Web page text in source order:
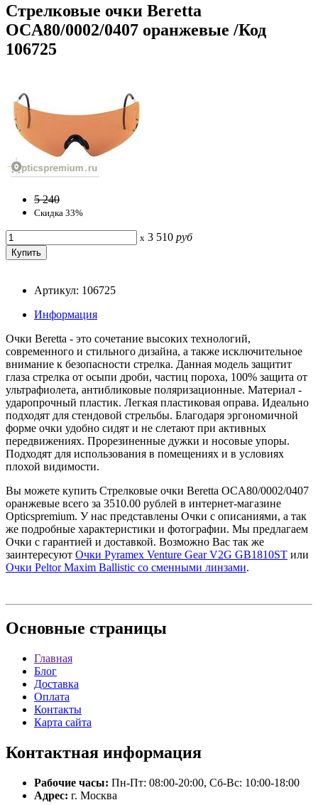
Стрелковые очки Beretta
OCA80/0002/0407 оранжевые /Код
106725
5 240
Скидка 33%
x 3 510 руб
Артикул: 106725
Информация
Очки Beretta - это сочетание высоких технологий,
современного и стильного дизайна, а также исключительное
внимание к безопасности стрелка. Данная модель защитит
глаза стрелка от осыпи дроби, частиц пороха, 100% защита от
ультрафиолета, антибликовые поляризационные. Материал -
ударопрочный пластик. Легкая пластиковая оправа. Идеально
подходят для стендовой стрельбы. Благодаря эргономичной
форме очки удобно сидят и не слетают при активных
передвижениях. Прорезиненные дужки и носовые упоры.
Подходят для использования в помещениях и в условиях
плохой видимости.
Вы можете купить Стрелковые очки Beretta OCA80/0002/0407
оранжевые всего за 3510.00 рублей в интернет-магазине
Opticspremium. У нас представлены Очки с описаниями, а так
же подробные характеристики и фотографии. Мы предлагаем
Очки с гарантией и доставкой. Возможно Вас так же
заинтересуют Очки Pyramex Venture Gear V2G GB1810ST или
Очки Peltor Maxim Ballistic со сменными линзами.
Основные страницы
Главная
Блог
Доставка
Оплата
Контакты
Карта сайта
Контактная информация
Рабочие часы: Пн-Пт: 08:00-20:00, Сб-Вс: 10:00-18:00
Адрес: г. Москва